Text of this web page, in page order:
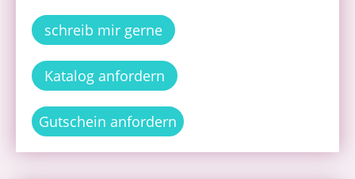
schreib mir gerne
Katalog anfordern
Gutschein anfordern